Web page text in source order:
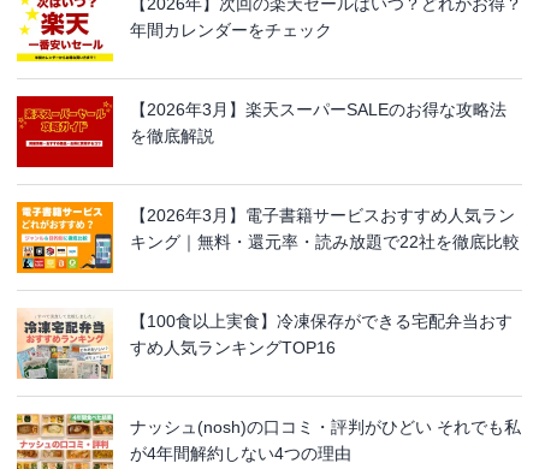
【2026年】次回の楽天セールはいつ？どれがお得？
年間カレンダーをチェック
【2026年3月】楽天スーパーSALEのお得な攻略法
を徹底解説
【2026年3月】電子書籍サービスおすすめ人気ラン
キング｜無料・還元率・読み放題で22社を徹底比較
【100食以上実食】冷凍保存ができる宅配弁当おす
すめ人気ランキングTOP16
ナッシュ(nosh)の口コミ・評判がひどい それでも私
が4年間解約しない4つの理由